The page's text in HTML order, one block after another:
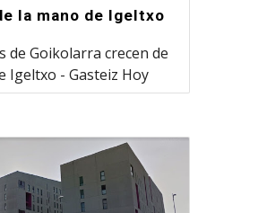
la mano de Igeltxo
de Goikolarra crecen de
Igeltxo - Gasteiz Hoy